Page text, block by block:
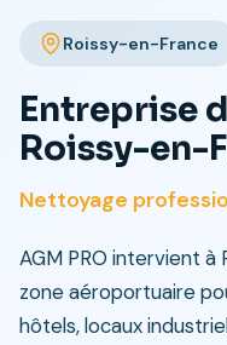
Roissy-en-France
Entreprise
Roissy-en-
Nettoyage
AGM PRO intervient
zone aéroportuaire
hôtels, locaux